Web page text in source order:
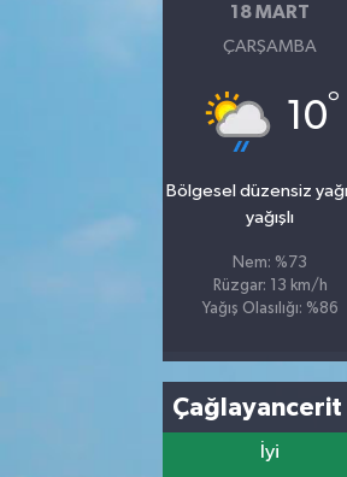
18 MART
ÇARŞAMBA
10°
Bölgesel düzensiz
yağışlı
Nem: %73
Rüzgar: 13 km/h
Yağış Olasılığı: %86
Çağlayancerit
İyi